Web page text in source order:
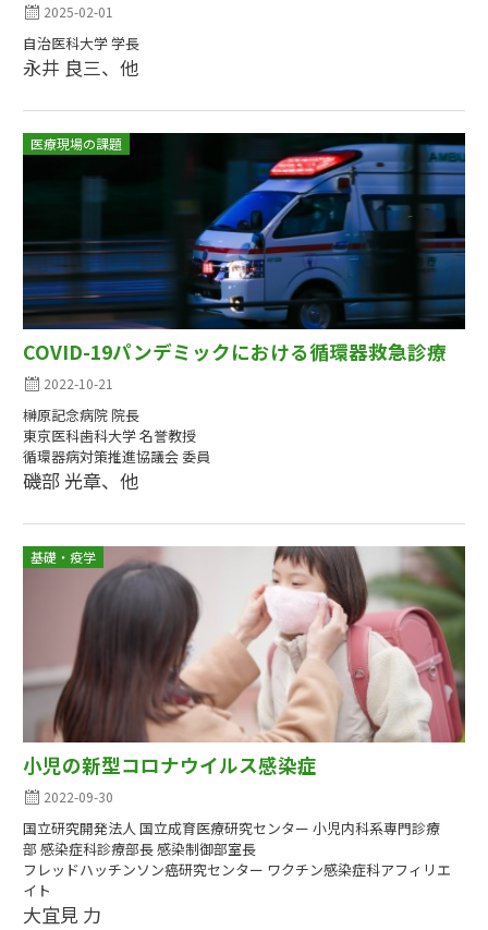
2025-02-01
自治医科大学 学長
永井 良三、他
医療現場の課題
COVID-19パンデミックにおける循環器救急診療
2022-10-21
榊原記念病院 院長
東京医科歯科大学 名誉教授
循環器病対策推進協議会 委員
磯部 光章、他
基礎・疫学
小児の新型コロナウイルス感染症
2022-09-30
国立研究開発法人 国立成育医療研究センター 小児内科系専門診療
部 感染症科診療部長 感染制御部室長
フレッドハッチンソン癌研究センター ワクチン感染症科アフィリエ
イト
大宜見 力